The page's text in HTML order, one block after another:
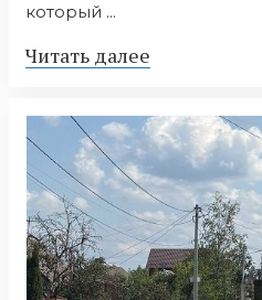
который ...
Читать далее